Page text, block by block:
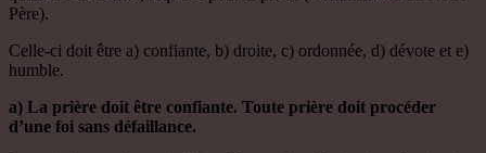
Père).
Celle-ci doit être a) confiante, b) droite, c) ordonnée, d) dévote et e)
humble.
a) La prière doit être confiante. Toute prière doit procéder
d’une foi sans défaillance.